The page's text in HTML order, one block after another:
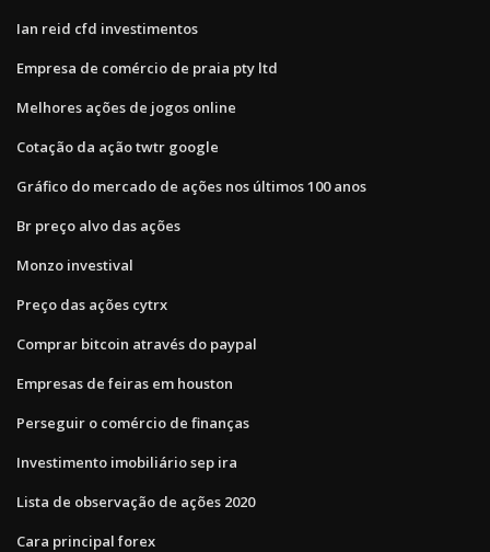
Ian reid cfd investimentos
Empresa de comércio de praia pty ltd
Melhores ações de jogos online
Cotação da ação twtr google
Gráfico do mercado de ações nos últimos 100 anos
Br preço alvo das ações
Monzo investival
Preço das ações cytrx
Comprar bitcoin através do paypal
Empresas de feiras em houston
Perseguir o comércio de finanças
Investimento imobiliário sep ira
Lista de observação de ações 2020
Cara principal forex